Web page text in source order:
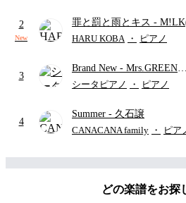
ード・ペダル付き/『映画
かわ 人魚の島のひみつ』
2
New
罪と罰と雨とキス - M!LK(
野勇斗&吉田仁人)
HARU KOBA ・ ピアノ
3
Brand New - Mrs.GREEN
APPLE
シータピアノ ・ ピアノ
4
Summer - 久石譲
CANACANA family ・ ピア
どの楽譜をお探